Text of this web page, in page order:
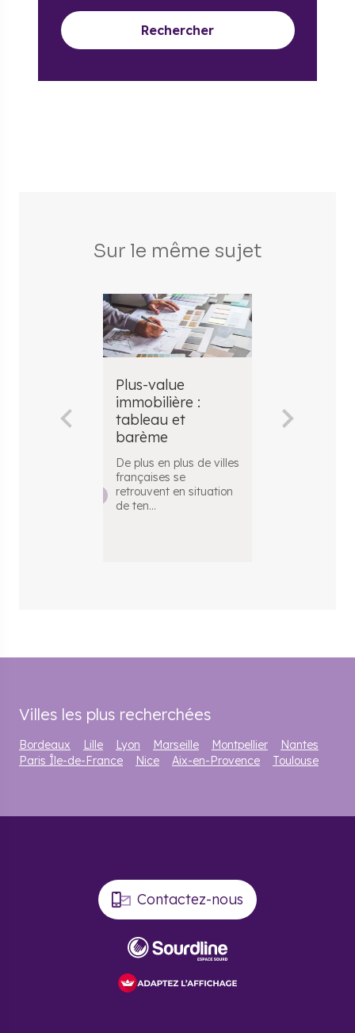
Rechercher
Sur le même sujet
Plus-value
immobilière :
tableau et
barème
De plus en plus de villes
françaises se
retrouvent en situation
de ten...
plus-value
Villes les plus recherchées
Bordeaux Lille Lyon Marseille Montpellier
Nantes
Paris Île-de-France
Nice Aix-en-Provence Toulouse
Contactez-nous